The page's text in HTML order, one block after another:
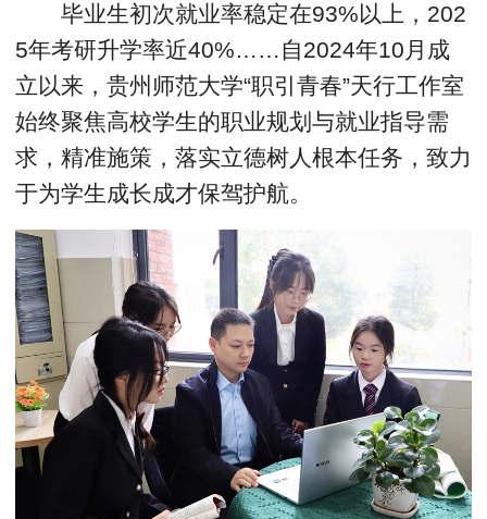
毕业生初次就业率稳定在93%以上，202
5年考研升学率近40%……自2024年10月成
立以来，贵州师范大学“职引青春”天行工作室
始终聚焦高校学生的职业规划与就业指导需
求，精准施策，落实立德树人根本任务，致力
于为学生成长成才保驾护航。